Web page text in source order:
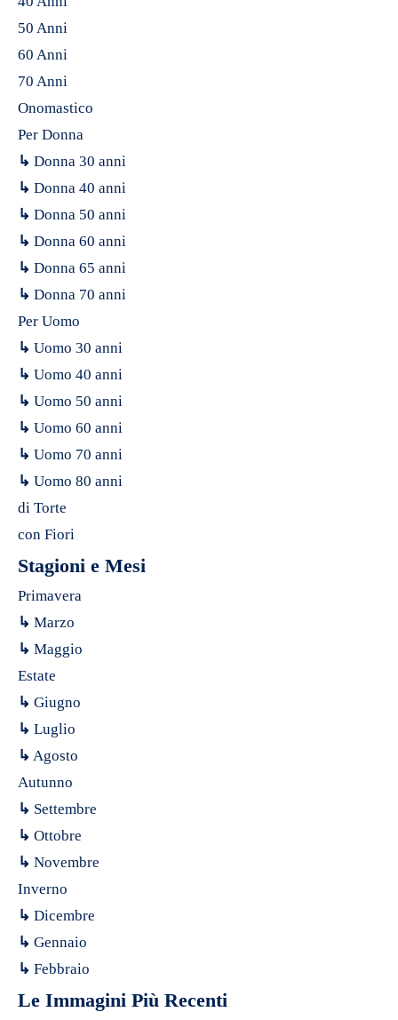
50 Anni
60 Anni
70 Anni
Onomastico
Per Donna
↳ Donna 30 anni
↳ Donna 40 anni
↳ Donna 50 anni
↳ Donna 60 anni
↳ Donna 65 anni
↳ Donna 70 anni
Per Uomo
↳ Uomo 30 anni
↳ Uomo 40 anni
↳ Uomo 50 anni
↳ Uomo 60 anni
↳ Uomo 70 anni
↳ Uomo 80 anni
di Torte
con Fiori
Stagioni e Mesi
Primavera
↳ Marzo
↳ Maggio
Estate
↳ Giugno
↳ Luglio
↳ Agosto
Autunno
↳ Settembre
↳ Ottobre
↳ Novembre
Inverno
↳ Dicembre
↳ Gennaio
↳ Febbraio
Le Immagini Più Recenti